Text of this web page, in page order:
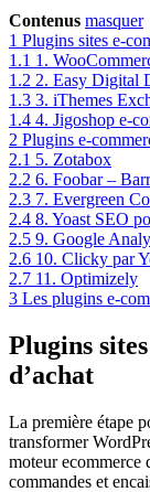
Contenus masquer
1 Plugins sites e-
1.1 1.
1.2 2. Easy Digital
1.3 3. iThemes
1.4 4. Jigoshop e-
2 Plugins e-
2.1 5. Zotabox
2.2 6. Foobar –
2.3 7. Evergreen
2.4 8. Yoast SEO
2.5 9. Google
2.6 10. Clicky par
2.7 11. Optimizely
3 Les plugins e-
Plugins
d’achat
La première étape
transformer
moteur ecommerce
commandes et